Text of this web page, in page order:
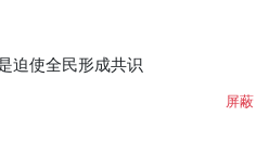
迫使全民形成共识
屏蔽